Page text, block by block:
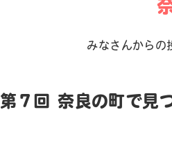
みなさんからの
第７回 奈良の町で見